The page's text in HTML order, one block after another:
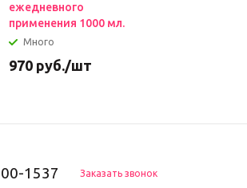
ежедневного
применения 1000 мл.
Много
970 руб./шт
1537 Заказать звонок